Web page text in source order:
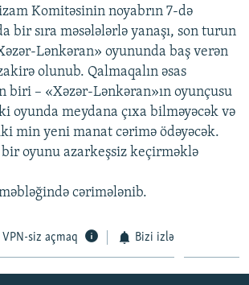
KITABXANASI
STANDARTLARIMIZ
TELEFONUNUZDA
saytları
Komitəsinin noyabrın 7-də
bir sıra məsələlərlə yanaşı, son turun
Lənkəran» oyununda baş verən
olunub. Qalmaqalın əsas
biri – «Xəzər-Lənkəran»ın oyunçusu
oyunda meydana çıxa bilməyəcək və
min yeni manat cərimə ödəyəcək.
oyunu azarkeşsiz keçirməklə
cərimələnib.
VPN-siz açmaq Bizi izlə